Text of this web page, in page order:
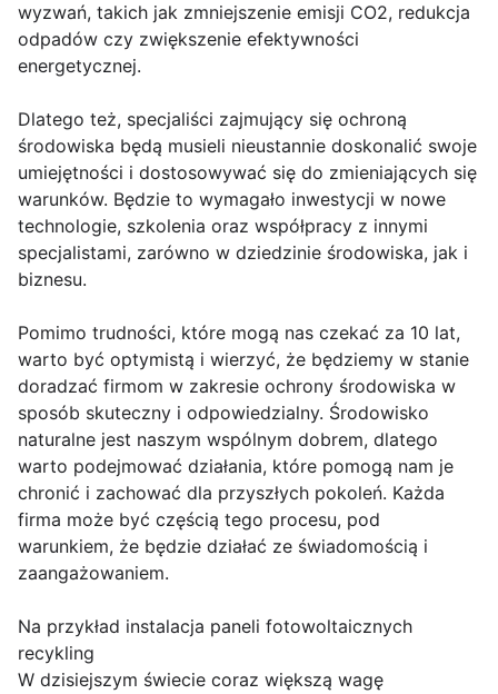
wyzwań, takich jak zmniejszenie emisji CO2, redukcja
odpadów czy zwiększenie efektywności
energetycznej.
Dlatego też, specjaliści zajmujący się ochroną
środowiska będą musieli nieustannie doskonalić swoje
umiejętności i dostosowywać się do zmieniających się
warunków. Będzie to wymagało inwestycji w nowe
technologie, szkolenia oraz współpracy z innymi
specjalistami, zarówno w dziedzinie środowiska, jak i
biznesu.
Pomimo trudności, które mogą nas czekać za 10 lat,
warto być optymistą i wierzyć, że będziemy w stanie
doradzać firmom w zakresie ochrony środowiska w
sposób skuteczny i odpowiedzialny. Środowisko
naturalne jest naszym wspólnym dobrem, dlatego
warto podejmować działania, które pomogą nam je
chronić i zachować dla przyszłych pokoleń. Każda
firma może być częścią tego procesu, pod
warunkiem, że będzie działać ze świadomością i
zaangażowaniem.
Na przykład instalacja paneli fotowoltaicznych
recykling
W dzisiejszym świecie coraz większą wagę